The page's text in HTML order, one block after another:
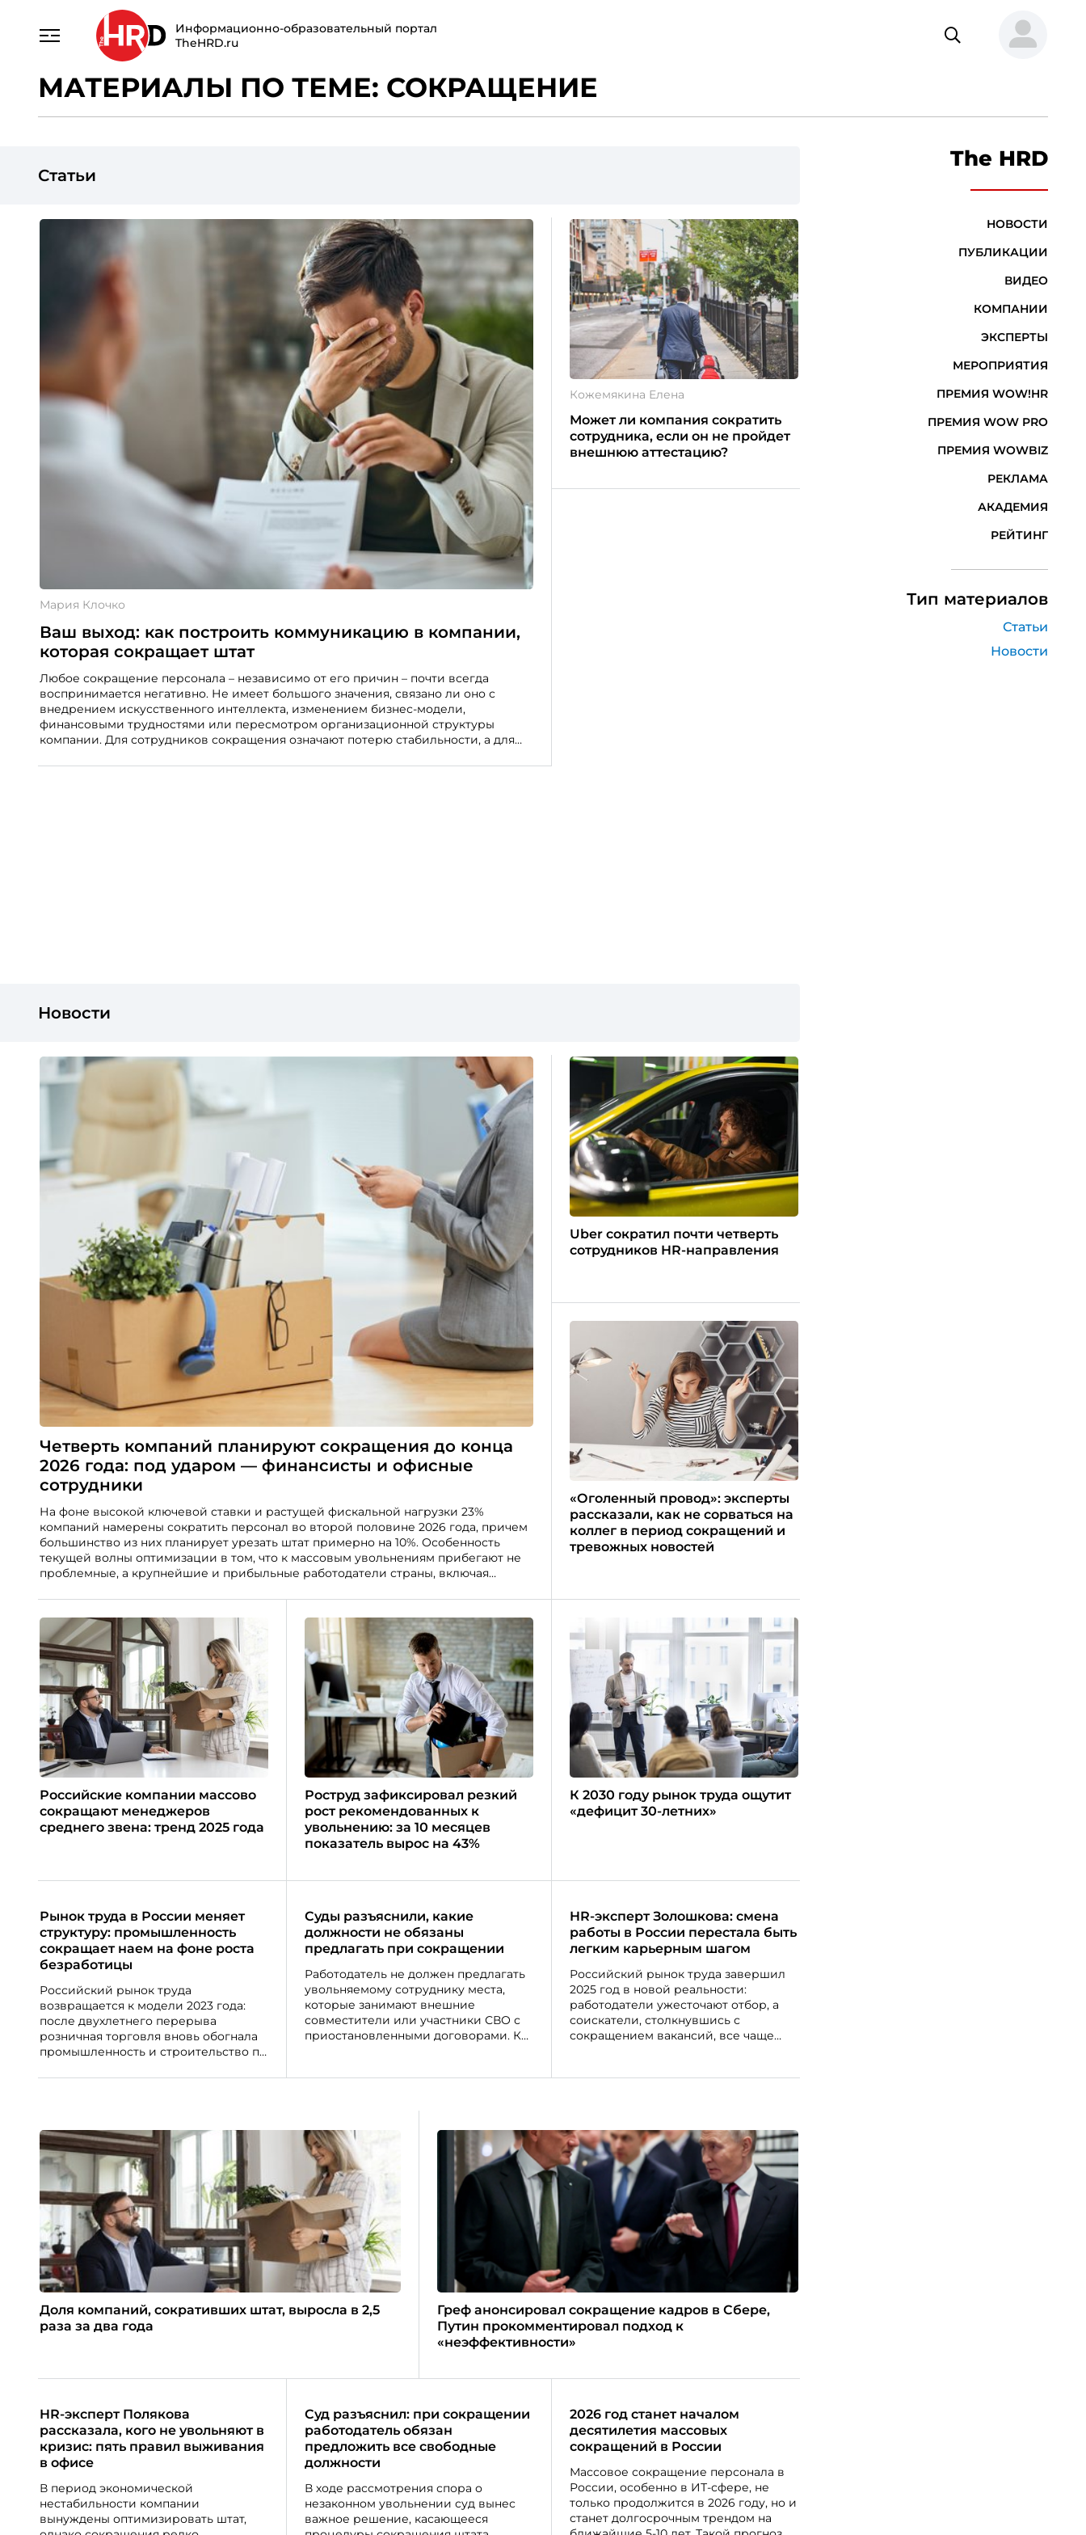
Информационно-образовательный портал
TheHRD.ru
МАТЕРИАЛЫ ПО ТЕМЕ: СОКРАЩЕНИЕ
Статьи
Мария Клочко
Ваш выход: как построить коммуникацию в компании,
которая сокращает штат
Любое сокращение персонала – независимо от его причин – почти всегда
воспринимается негативно. Не имеет большого значения, связано ли оно с
внедрением искусственного интеллекта, изменением бизнес-модели,
финансовыми трудностями или пересмотром организационной структуры
компании. Для сотрудников сокращения означают потерю стабильности, а для
результате увольнения нередко превращаются в фактор, который негативно
Кожемякина Елена
Может ли компания сократить
сотрудника, если он не пройдет
внешнюю аттестацию?
Новости
Четверть компаний планируют сокращения до конца
2026 года: под ударом — финансисты и офисные
сотрудники
На фоне высокой ключевой ставки и растущей фискальной нагрузки 23%
компаний намерены сократить персонал во второй половине 2026 года, причем
большинство из них планирует урезать штат примерно на 10%. Особенность
текущей волны оптимизации в том, что к массовым увольнениям прибегают не
проблемные, а крупнейшие и прибыльные работодатели страны, включая
Uber сократил почти четверть
сотрудников HR-направления
«Оголенный провод»: эксперты
рассказали, как не сорваться на
коллег в период сокращений и
тревожных новостей
Российские компании массово
сокращают менеджеров
среднего звена: тренд 2025 года
Роструд зафиксировал резкий
рост рекомендованных к
увольнению: за 10 месяцев
показатель вырос на 43%
Рынок труда в России меняет
структуру: промышленность
сокращает наем на фоне роста
безработицы
Российский рынок труда
возвращается к модели 2023 года:
после двухлетнего перерыва
розничная торговля вновь обогнала
промышленность и строительство по
Суды разъяснили, какие
должности не обязаны
предлагать при сокращении
Работодатель не должен предлагать
увольняемому сотруднику места,
которые занимают внешние
совместители или участники СВО с
приостановленными договорами. К
о восстановлении на должности.
HR-эксперт Золошкова: смена
работы в России перестала быть
легким карьерным шагом
Российский рынок труда завершил
2025 год в новой реальности:
работодатели ужесточают отбор, а
соискатели, столкнувшись с
сокращением вакансий, все чаще
рассказала руководитель
HR-эксперт Полякова
рассказала, кого не увольняют в
кризис: пять правил выживания
в офисе
В период экономической
нестабильности компании
вынуждены оптимизировать штат,
Доля компаний, сокративших штат, выросла в 2,5
раза за два года
Греф анонсировал сокращение кадров в Сбере,
Путин прокомментировал подход к
«неэффективности»
Суд разъяснил: при сокращении
работодатель обязан
предложить все свободные
должности
В ходе рассмотрения спора о
незаконном увольнении суд вынес
важное решение, касающееся
2026 год станет началом
десятилетия массовых
сокращений в России
Массовое сокращение персонала в
России, особенно в ИТ-сфере, не
только продолжится в 2026 году, но и
станет долгосрочным трендом на
К 2030 году рынок труда ощутит
«дефицит 30-летних»
The HRD
НОВОСТИ
ПУБЛИКАЦИИ
ВИДЕО
КОМПАНИИ
ЭКСПЕРТЫ
МЕРОПРИЯТИЯ
ПРЕМИЯ WOW!HR
ПРЕМИЯ WOW PRO
ПРЕМИЯ WOWBIZ
РЕКЛАМА
АКАДЕМИЯ
РЕЙТИНГ
Тип материалов
Статьи
Новости